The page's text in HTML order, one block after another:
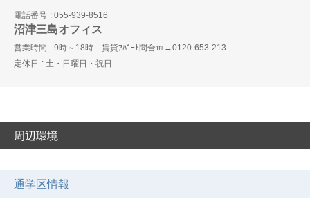
電話番号 055-939-8516
沼津三島オフィス
営業時間
9時～18時 賃貸ｱﾊﾟｰﾄ問合℡→0120-653-213
定休日
土・日曜日・祝日
周辺環境
通学区情報